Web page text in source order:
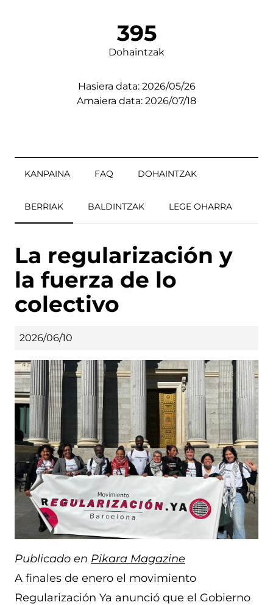
395
Dohaintzak
Hasiera data: 2026/05/26
Amaiera data: 2026/07/18
KANPAINA FAQ DOHAINTZAK
BERRIAK BALDINTZAK LEGE OHARRA
La regularización y
la fuerza de lo
colectivo
2026/06/10
Publicado en Pikara Magazine
A finales de enero el movimiento
Regularización Ya anunció que el Gobierno